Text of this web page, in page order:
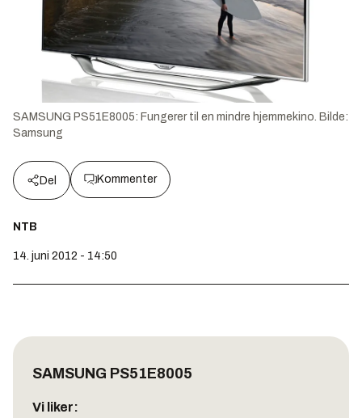
SAMSUNG PS51E8005: Fungerer til en mindre hjemmekino. Bilde:
Samsung
Del Kommenter
NTB
14. juni 2012 - 14:50
SAMSUNG PS51E8005
Vi liker: